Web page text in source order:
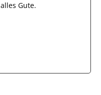
alles Gute.